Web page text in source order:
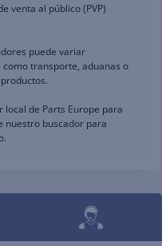
venta al público (PVP)
puede variar
transporte, aduanas o
local de Parts Europe para
nuestro buscador para